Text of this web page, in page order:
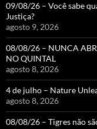
09/08/26 – Você sabe
Justiça?
agosto 9, 2026
08/08/26 – NUNCA
NO QUINTAL
agosto 8, 2026
4 de julho – Nature
agosto 8, 2026
08/08/26 – Tigres não